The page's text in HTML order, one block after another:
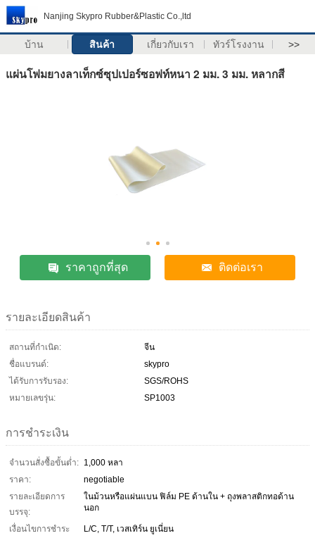
Nanjing Skypro Rubber&Plastic Co.,ltd
บ้าน สินค้า เกี่ยวกับเรา ทัวร์โรงงาน >>
แผ่นโฟมยางลาเท็กซ์ซุปเปอร์ซอฟท์หนา 2 มม. 3 มม. หลากสี
ราคาถูกที่สุด ติดต่อเรา
รายละเอียดสินค้า
สถานที่กำเนิด:
จีน
ชื่อแบรนด์:
skypro
ได้รับการรับรอง:
SGS/ROHS
หมายเลขรุ่น:
SP1003
การชำระเงิน
จำนวนสั่งซื้อขั้นต่ำ: 1,000 หลา
ราคา:
negotiable
รายละเอียดการ
บรรจุ:
ในม้วนหรือแผ่นแบน ฟิล์ม PE ด้านใน + ถุงพลาสติกทอด้าน
นอก
เงื่อนไขการชำระ
L/C, T/T, เวสเทิร์น ยูเนี่ยน